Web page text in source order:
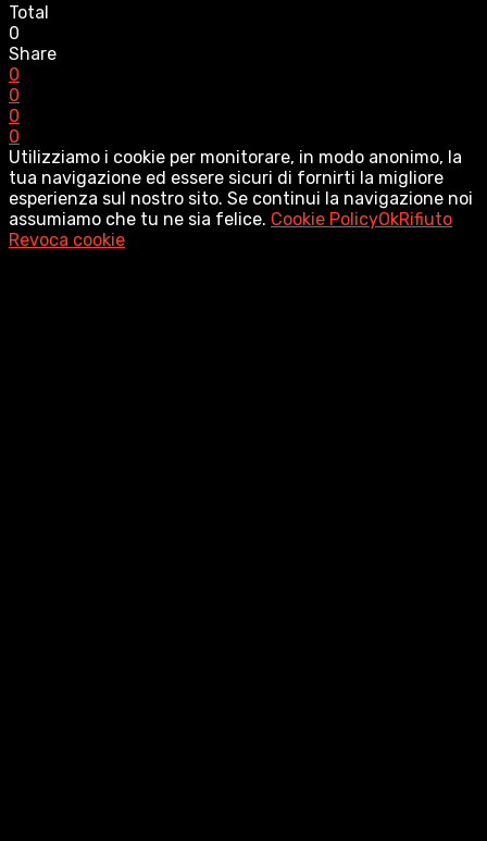
Total
0
Share
0
0
0
0
Utilizziamo i cookie per monitorare, in modo anonimo, la
tua navigazione ed essere sicuri di fornirti la migliore
esperienza sul nostro sito. Se continui la navigazione noi
assumiamo che tu ne sia felice. Cookie PolicyOkRifiuto
Revoca cookie